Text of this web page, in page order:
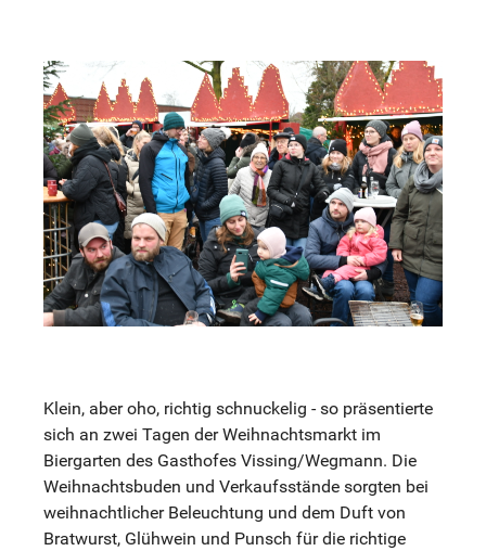
Klein, aber oho, richtig schnuckelig - so präsentierte
sich an zwei Tagen der Weihnachtsmarkt im
Biergarten des Gasthofes Vissing/Wegmann. Die
Weihnachtsbuden und Verkaufsstände sorgten bei
weihnachtlicher Beleuchtung und dem Duft von
Bratwurst, Glühwein und Punsch für die richtige